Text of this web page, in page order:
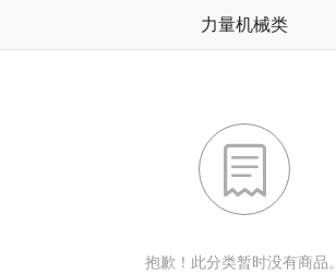
力量机械类

抱歉！此分类暂时没有商品。